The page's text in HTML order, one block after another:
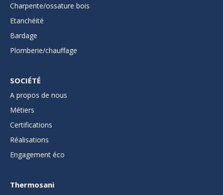
Charpente/ossature bois
Etanchéité
Bardage
Plomberie/chauffage
SOCIÉTÉ
A propos de nous
Métiers
Certifications
Réalisations
Engagement éco
Thermosani